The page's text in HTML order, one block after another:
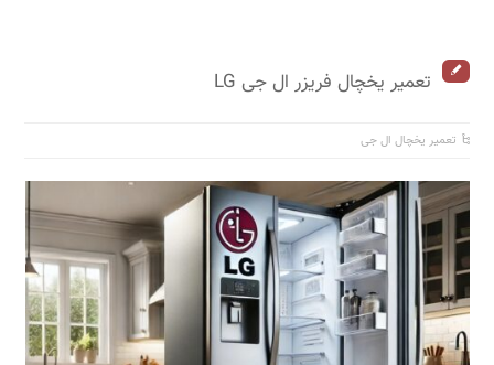
تعمیر یخچال فریزر ال جی LG
تعمیر یخچال ال جی